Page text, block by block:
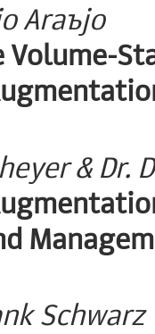
Araъjo
Volume-
& Dr.
Schwarz